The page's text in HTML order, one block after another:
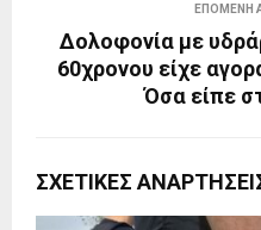
ΕΠΌΜΕΝΗ
Δολοφονία με
60χρονου είχε
Όσα είπε
ΣΧΕΤΙΚΈΣ